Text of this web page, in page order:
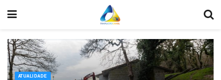
ATUALIDADE